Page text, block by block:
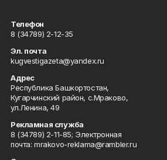
Телефон
8 (34789) 2-12-35
Эл. почта
kugvestigazeta@yandex.ru
Адрес
Республика Башкортостан,
Кугарчинский район, с.Мраково,
ул.Ленина, 49
Рекламная служба
8 (34789) 2-11-85; Электронная
почта: mrakovo-reklama@rambler.ru